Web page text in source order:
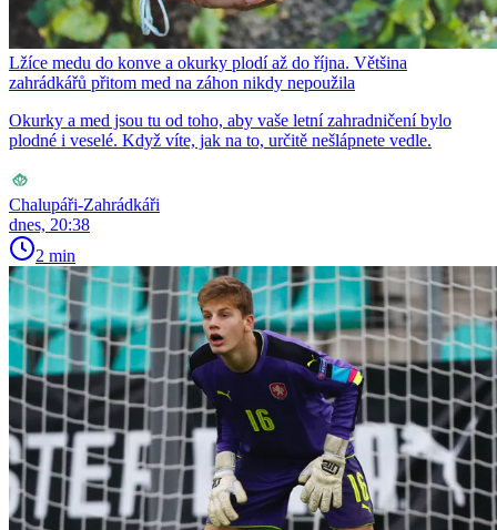
Lžíce medu do konve a okurky plodí až do října. Většina
zahrádkářů přitom med na záhon nikdy nepoužila
Okurky a med jsou tu od toho, aby vaše letní zahradničení bylo
plodné i veselé. Když víte, jak na to, určitě nešlápnete vedle.
Chalupáři-Zahrádkáři
dnes, 20:38
2 min